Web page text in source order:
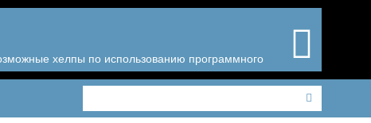
хелпы по использованию программного